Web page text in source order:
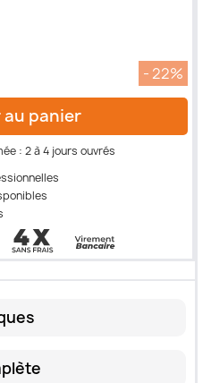
- 22%
panier
: 2 à 4 jours ouvrés